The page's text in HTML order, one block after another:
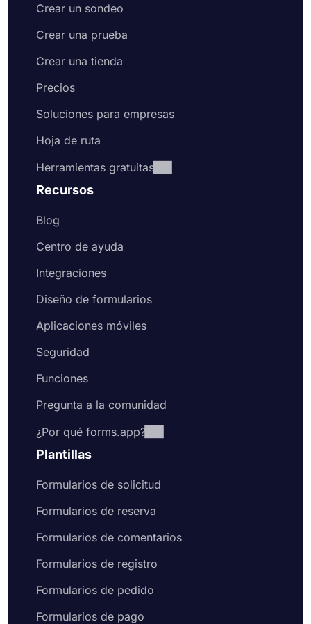
Crear un sondeo
Crear una prueba
Crear una tienda
Precios
Soluciones para empresas
Hoja de ruta
Herramientas gratuitas
Recursos
Blog
Centro de ayuda
Integraciones
Diseño de formularios
Aplicaciones móviles
Seguridad
Funciones
Pregunta a la comunidad
¿Por qué forms.app?
Plantillas
Formularios de solicitud
Formularios de reserva
Formularios de comentarios
Formularios de registro
Formularios de pedido
Formularios de pago